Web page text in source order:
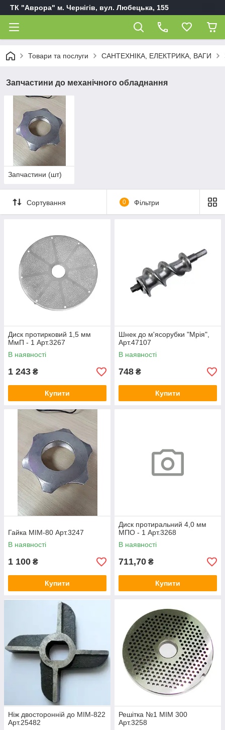
ТК "Аврора" м. Чернігів, вул. Любецька, 155
Товари та послуги САНТЕХНІКА, ЕЛЕКТРИКА, ВАГИ
Запчастини до механічного обладнання
Запчастини (шт)
Сортування 0 Фільтри
Диск протирковий 1,5 мм
МмП - 1 Арт.3267
В наявності
1 243 ₴
Купити
Шнек до м'ясорубки "Мрія",
Арт.47107
В наявності
748 ₴
Купити
Гайка МІМ-80 Арт.3247
В наявності
1 100 ₴
Купити
Диск протиральний 4,0 мм
МПО - 1 Арт.3268
В наявності
711,70 ₴
Купити
Ніж двосторонній до МІМ-822
Арт.25482
Решітка №1 МІМ 300
Арт.3258